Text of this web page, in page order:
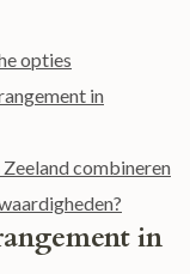
opties
in
combineren
in